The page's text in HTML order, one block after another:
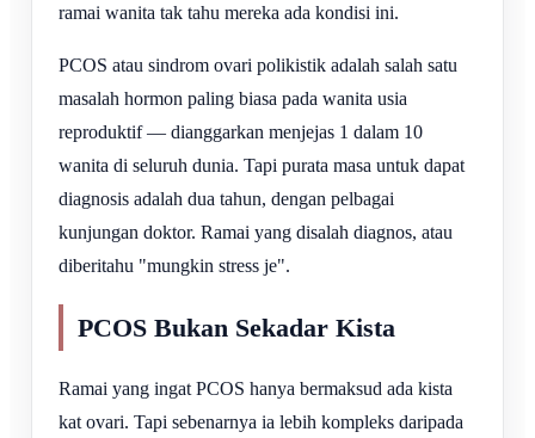
ramai wanita tak tahu mereka ada kondisi ini.
PCOS atau sindrom ovari polikistik adalah salah satu
masalah hormon paling biasa pada wanita usia
reproduktif — dianggarkan menjejas 1 dalam 10
wanita di seluruh dunia. Tapi purata masa untuk dapat
diagnosis adalah dua tahun, dengan pelbagai
kunjungan doktor. Ramai yang disalah diagnos, atau
diberitahu "mungkin stress je".
PCOS Bukan Sekadar Kista
Ramai yang ingat PCOS hanya bermaksud ada kista
kat ovari. Tapi sebenarnya ia lebih kompleks daripada